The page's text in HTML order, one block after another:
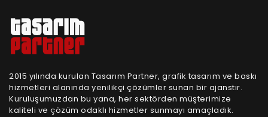
2015 yılında kurulan Tasarım Partner, grafik tasarım ve baskı
hizmetleri alanında yenilikçi çözümler sunan bir ajanstır.
Kuruluşumuzdan bu yana, her sektörden müşterimize
kaliteli ve çözüm odaklı hizmetler sunmayı amaçladık.